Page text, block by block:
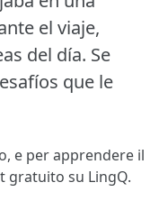
el viaje,
del día. Se
que le
e per apprendere il
gratuito su LingQ.